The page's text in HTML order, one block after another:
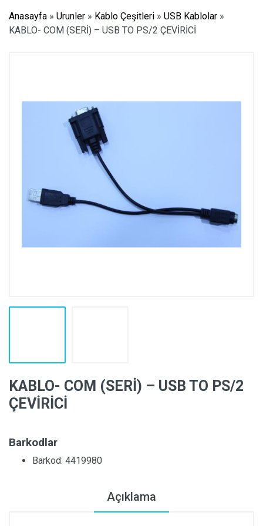
Anasayfa » Urunler » Kablo Çeşitleri » USB Kablolar »
KABLO- COM (SERİ) – USB TO PS/2 ÇEVİRİCİ
KABLO- COM (SERİ) – USB TO PS/2
ÇEVİRİCİ
Barkodlar
Barkod: 4419980
Açıklama